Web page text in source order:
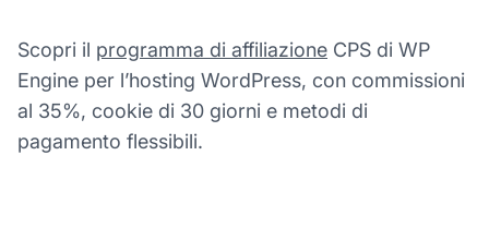
Scopri il programma di affiliazione CPS di WP
Engine per l’hosting WordPress, con commissioni
al 35%, cookie di 30 giorni e metodi di
pagamento flessibili.